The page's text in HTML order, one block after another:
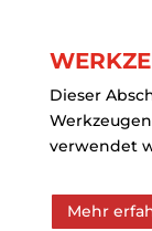
Dieser
verwendet
Mehr